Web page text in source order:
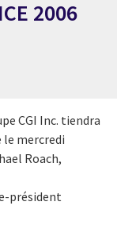
2006
CGI Inc. tiendra
mercredi
Roach,
président